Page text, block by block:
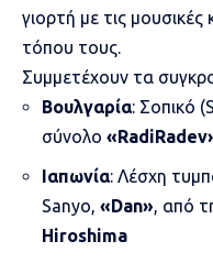
γιορτή με τις
τόπου τους.
Συμμετέχουν τα
Βουλγαρία: Σοπικό
σύνολο
Ιαπωνία: Λέσχη
Sanyo, «Dan», από
Hiroshima